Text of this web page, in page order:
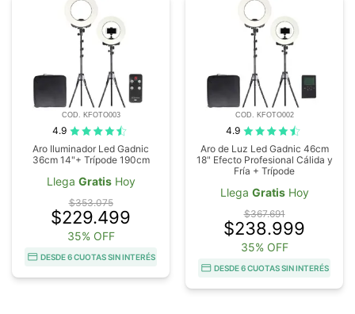
COD. KFOTO003
4.9
Aro Iluminador Led Gadnic
36cm 14"+ Trípode 190cm
Llega GratisHoy
$353.075
$229.499
35% OFF
DESDE 6 CUOTAS SIN INTERÉS
COD. KFOTO002
4.9
Aro de Luz Led Gadnic 46cm
18" Efecto Profesional Cálida y
Fría + Trípode
Llega GratisHoy
$367.691
$238.999
35% OFF
DESDE 6 CUOTAS SIN INTERÉS